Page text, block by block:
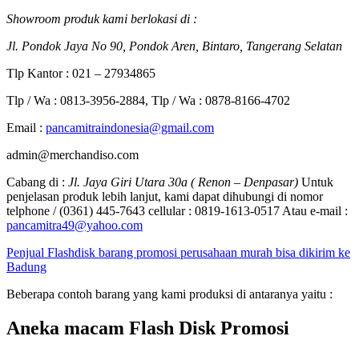
Showroom produk kami berlokasi di :
Jl. Pondok Jaya No 90, Pondok Aren, Bintaro, Tangerang Selatan
Tlp Kantor : 021 – 27934865
Tlp / Wa : 0813-3956-2884, Tlp / Wa : 0878-8166-4702
Email : pancamitraindonesia@gmail.com
admin@merchandiso.com
Cabang di : Jl. Jaya Giri Utara 30a ( Renon – Denpasar) Untuk
penjelasan produk lebih lanjut, kami dapat dihubungi di nomor
telphone / (0361) 445-7643 cellular : 0819-1613-0517 Atau e-mail :
pancamitra49@yahoo.com
Penjual Flashdisk barang promosi perusahaan murah bisa dikirim ke
Badung
Beberapa contoh barang yang kami produksi di antaranya yaitu :
Aneka macam Flash Disk Promosi